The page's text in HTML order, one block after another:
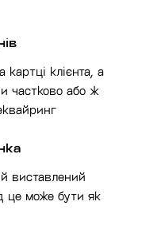
клієнта, а
частково або ж
виставлений
це може бути як